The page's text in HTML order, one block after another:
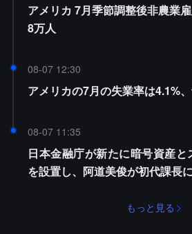
アメリカ 7月季節調整後非農業
8万人
08-07 12:30
アメリカの7月の失業率は4.1%、
08-07 11:35
日本金融庁が新たに暗号資産
を設置し、阿道美俊が初代課長
もっと見る